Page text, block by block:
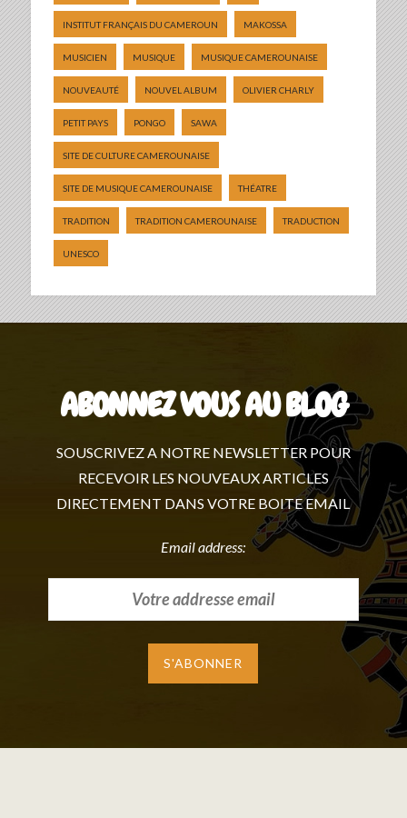
INSTITUT FRANÇAIS DU CAMEROUN MAKOSSA
MUSICIEN MUSIQUE MUSIQUE CAMEROUNAISE
NOUVEAUTÉ NOUVEL ALBUM OLIVIER CHARLY
PETIT PAYS PONGO SAWA
SITE DE CULTURE CAMEROUNAISE
SITE DE MUSIQUE CAMEROUNAISE THÉATRE
TRADITION TRADITION CAMEROUNAISE TRADUCTION
UNESCO
ABONNEZ VOUS AU BLOG
SOUSCRIVEZ A NOTRE NEWSLETTER POUR
RECEVOIR LES NOUVEAUX ARTICLES
DIRECTEMENT DANS VOTRE BOITE EMAIL
Email address: